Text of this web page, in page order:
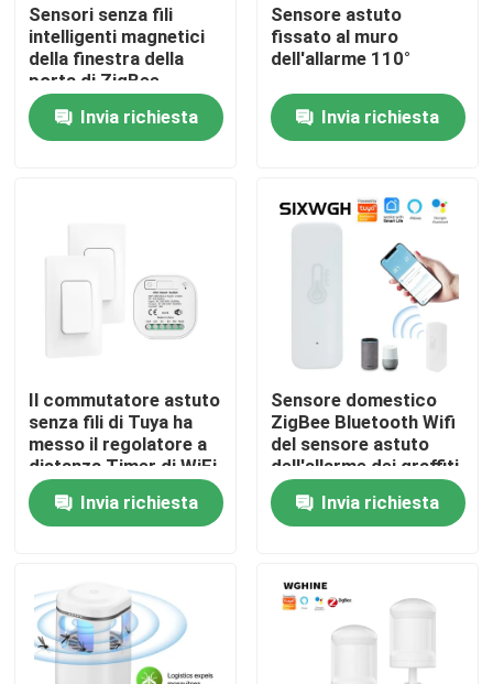
Prodotti
Circa noi
Controllo di qualità
Richieda una citazione
Commutatore astuto di Homekit
Interruttore intelligente Zigbee
Sensori senza fili
intelligenti magnetici
della finestra della
porta di ZigBee
dell'allarme dei graffiti
della porta astuta del
sensore
Invia richiesta
Sensore astuto
fissato al muro
dell'allarme 110°
Invia richiesta
Il commutatore astuto
senza fili di Tuya ha
messo il regolatore a
distanza Timer di WiFi
Invia richiesta
Sensore domestico
ZigBee Bluetooth Wifi
del sensore astuto
dell'allarme dei graffiti
Invia richiesta